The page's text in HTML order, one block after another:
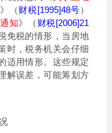
》（财税[1995]48号）
知》（ 财税[2006]21
免税的情形，当房地
时，税务机关会仔细
适用情形。这些规定
解误差，可能筹划方